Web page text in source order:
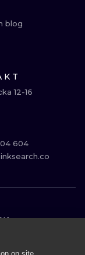
blog
12-16
604